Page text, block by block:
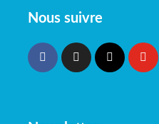
Nous suivre